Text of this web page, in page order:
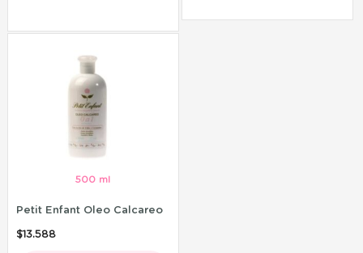
500 ml
Petit Enfant Oleo Calcareo
$13.588